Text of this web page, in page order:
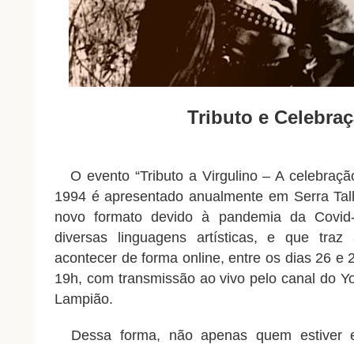
Tributo e
O evento “Tributo a Virgulino – A
1994 é apresentado anualmente em Serra
novo formato devido à pandemia da
diversas linguagens artísticas, e que
acontecer de forma online, entre os dias 26 e
19h, com transmissão ao vivo pelo canal do
Lampião.
Dessa forma, não apenas quem estiver